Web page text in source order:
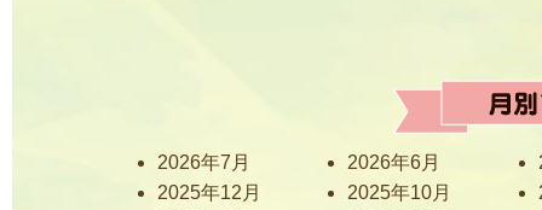
2026年7月 2026年6月
2025年12月
2025年10月